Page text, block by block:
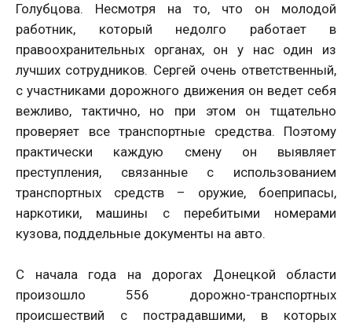
Голубцова. Несмотря на то, что он молодой
работник, который недолго работает в
правоохранительных органах, он у нас один из
лучших сотрудников. Сергей очень ответственный,
с участниками дорожного движения он ведет себя
вежливо, тактично, но при этом он тщательно
проверяет все транспортные средства. Поэтому
практически каждую смену он выявляет
преступления, связанные с использованием
транспортных средств – оружие, боеприпасы,
наркотики, машины с перебитыми номерами
кузова, поддельные документы на авто.
С начала года на дорогах Донецкой области
произошло 556 дорожно-транспортных
происшествий с пострадавшими, в которых